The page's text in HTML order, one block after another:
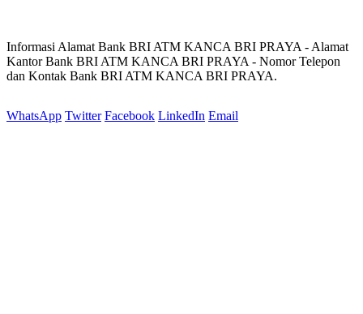
Informasi Alamat Bank BRI ATM KANCA BRI PRAYA - Alamat
Kantor Bank BRI ATM KANCA BRI PRAYA - Nomor Telepon
dan Kontak Bank BRI ATM KANCA BRI PRAYA.
WhatsApp Twitter Facebook LinkedIn Email